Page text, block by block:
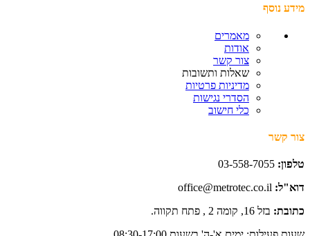
מידע נוסף
מאמרים
אודות
צור קשר
שאלות ותשובות
מדיניות פרטיות
הסדרי נגישות
כלי חישוב
צור קשר
טלפון: 03-558-7055
דוא"ל:
כתובת: בזל 16, קומה 2 , פתח תקווה.